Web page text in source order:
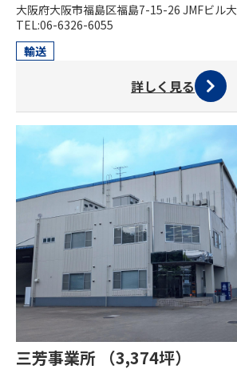
大阪府大阪市福島区福島7-15-26 JMFビル
TEL:06-6326-6055
輸送
詳しく見る
三芳事業所 （3,374坪）